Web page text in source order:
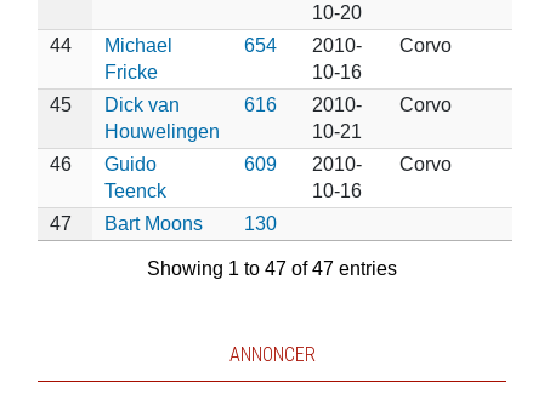
10-20
44
Michael
Fricke
654
2010-
10-16
Corvo
45
Dick van
Houwelingen
616
2010-
10-21
Corvo
46
Guido
Teenck
609
2010-
10-16
Corvo
47 Bart Moons 130
Showing 1 to 47 of 47 entries
ANNONCER